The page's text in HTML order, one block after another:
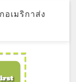
อเมริกาส่ง